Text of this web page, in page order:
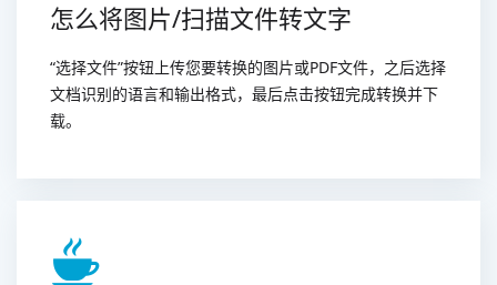
怎么将图片/扫描文件转文字
“选择文件”按钮上传您要转换的图片或PDF文件，之后选择
文档识别的语言和输出格式，最后点击按钮完成转换并下
载。